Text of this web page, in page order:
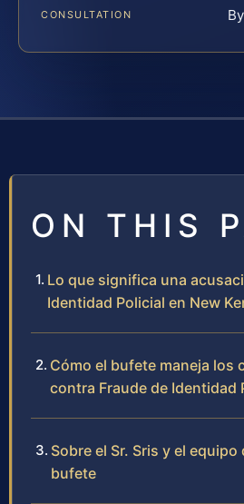
CONSULTATION
ON THIS
Lo que significa una
Identidad Policial en New
Cómo el bufete maneja los
contra Fraude de Identidad
Sobre el Sr. Sris y el
bufete